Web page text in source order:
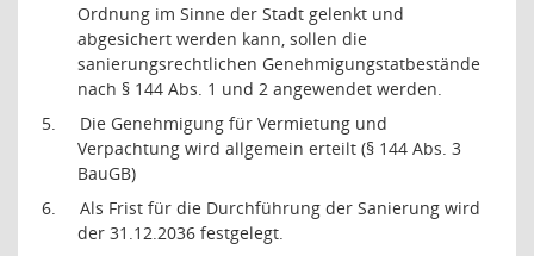
Ordnung im Sinne der Stadt gelenkt und
abgesichert werden kann, sollen die
sanierungsrechtlichen Genehmigungstatbestände
nach § 144 Abs. 1 und 2 angewendet werden.
5.
Die Genehmigung für Vermietung und
Verpachtung wird allgemein erteilt (§ 144 Abs. 3
BauGB)
6.
Als Frist für die Durchführung der Sanierung wird
der 31.12.2036 festgelegt.